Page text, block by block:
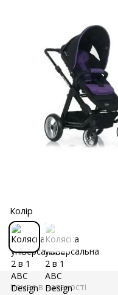
Колір
Немає в наявності